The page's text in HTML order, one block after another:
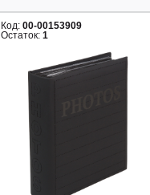
Код: 00-00153909
Остаток: 1